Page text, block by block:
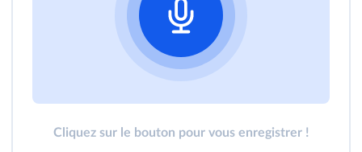
Cliquez sur le bouton pour vous enregistrer !